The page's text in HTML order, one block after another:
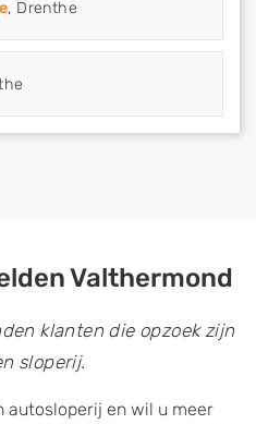
, Drenthe
Valthermond
klanten die opzoek zijn
sloperij.
autosloperij en wil u meer